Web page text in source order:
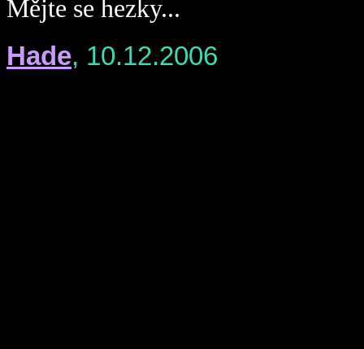
Mějte se hezky...
Hade, 10.12.2006